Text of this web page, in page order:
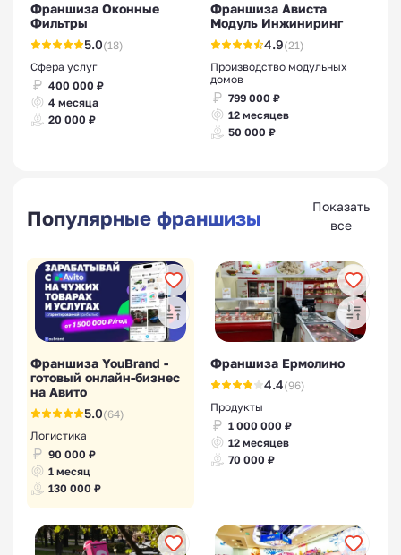
Франшиза Оконные
Фильтры
5.0(18)
Сфера услуг
400 000 ₽
4 месяца
20 000 ₽
Франшиза Ависта
Модуль Инжиниринг
4.9(21)
Производство модульных
домов
799 000 ₽
12 месяцев
50 000 ₽
Популярные франшизы
Показать
все
Франшиза YouBrand -
готовый онлайн-бизнес
на Авито
5.0(64)
Логистика
90 000 ₽
1 месяц
130 000 ₽
Франшиза Ермолино
4.4(96)
Продукты
1 000 000 ₽
12 месяцев
70 000 ₽